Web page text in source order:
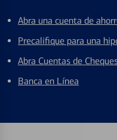
Abra una cuenta de
Precalifique para una
Abra Cuentas de
Banca en Línea